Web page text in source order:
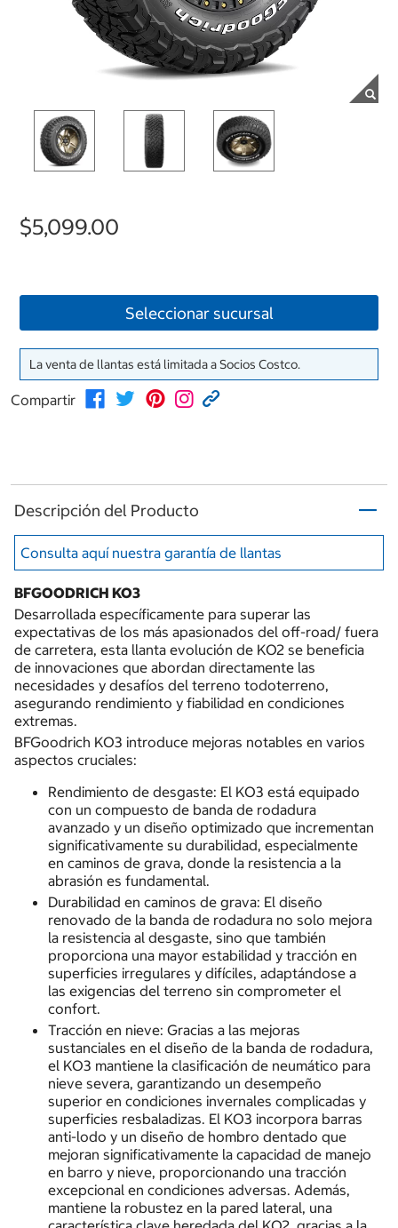
$5,099.00
Seleccionar sucursal
La venta de llantas está limitada a Socios Costco.
Compartir
Descripción del Producto
Consulta aquí nuestra garantía de llantas
BFGOODRICH KO3
Desarrollada específicamente para superar las
expectativas de los más apasionados del off-road/ fuera
de carretera, esta llanta evolución de KO2 se beneficia
de innovaciones que abordan directamente las
necesidades y desafíos del terreno todoterreno,
asegurando rendimiento y fiabilidad en condiciones
extremas.
BFGoodrich KO3 introduce mejoras notables en varios
aspectos cruciales:
Rendimiento de desgaste: El KO3 está equipado
con un compuesto de banda de rodadura
avanzado y un diseño optimizado que incrementan
significativamente su durabilidad, especialmente
en caminos de grava, donde la resistencia a la
abrasión es fundamental.
Durabilidad en caminos de grava: El diseño
renovado de la banda de rodadura no solo mejora
la resistencia al desgaste, sino que también
proporciona una mayor estabilidad y tracción en
superficies irregulares y difíciles, adaptándose a
las exigencias del terreno sin comprometer el
confort.
Tracción en nieve: Gracias a las mejoras
sustanciales en el diseño de la banda de rodadura,
el KO3 mantiene la clasificación de neumático para
nieve severa, garantizando un desempeño
superior en condiciones invernales complicadas y
superficies resbaladizas. El KO3 incorpora barras
anti-lodo y un diseño de hombro dentado que
mejoran significativamente la capacidad de manejo
en barro y nieve, proporcionando una tracción
excepcional en condiciones adversas. Además,
mantiene la robustez en la pared lateral, una